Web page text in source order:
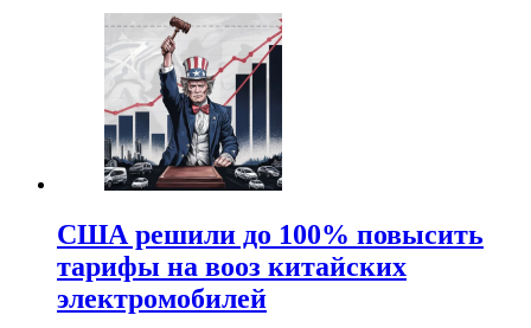
США решили до 100% повысить
тарифы на вооз китайских
электромобилей